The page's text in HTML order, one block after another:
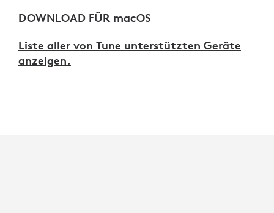
DOWNLOAD FÜR macOS
Liste aller von Tune unterstützten Geräte
anzeigen.